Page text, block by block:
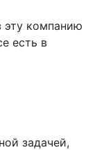
компанию
есть в
задачей,